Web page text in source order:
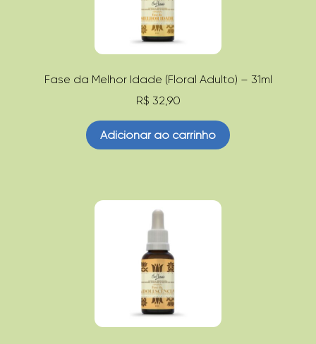
Fase da Melhor Idade (Floral Adulto) – 31ml
R$ 32,90
Adicionar ao carrinho